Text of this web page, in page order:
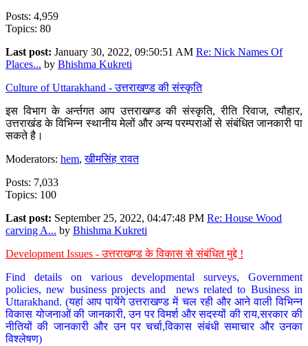
Posts: 4,959
Topics: 80
Last post: January 30, 2022, 09:50:51 AM Re: Nick Names Of
Places... by Bhishma Kukreti
Culture of Uttarakhand - उत्तराखण्ड की संस्कृति
इस विभाग के अर्न्तगत आप उत्तराखण्ड की संस्कृति, रीति रिवाज, त्यौहार,
उत्तराखंड के विभिन्न स्थानीय मेलों और अन्य परम्पराओं से संबंधित जानकारी पा
सकते है।
Moderators: hem,खीमसिंह रावत
Posts: 7,033
Topics: 100
Last post: September 25, 2022, 04:47:48 PM Re: House Wood
carving A... by Bhishma Kukreti
Development Issues - उत्तराखण्ड के विकास से संबंधित मुद्दे !
Find details on various developmental surveys, Government
policies, new business projects and news related to Business in
Uttarakhand. (यहां आप पायेंगे उत्तराखण्ड में चल रही और आने वाली विभिन्न
विकास योजनाओं की जानकारी, उन पर विमर्श और सदस्यों की राय,सरकार की
नीतियों की जानकारी और उन पर चर्चा,विकास संबंधी समाचार और उनका
विश्लेषण)